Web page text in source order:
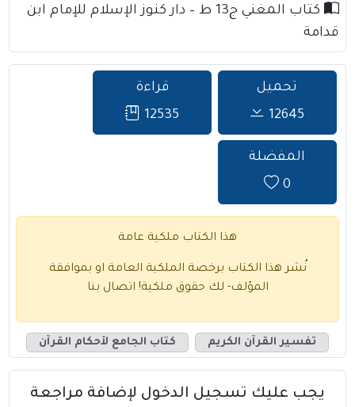
كتاب المغني ج13 ط – دار كنوز الإسلام للإمام ابن
قدامة
تحميل
12645
قراءة
12535
المفضلة
0
هذا الكتاب ملكية عامة
نُشر هذا الكتاب برخصة الملكية العامة او بموافقة
المؤلف- لك حقوق ملكية! اتصال بنا
تفسير القرآن الكريم كتاب الجامع لأحكام القرآن
يجب عليك تسجيل الدخول لإضافة مراجعة